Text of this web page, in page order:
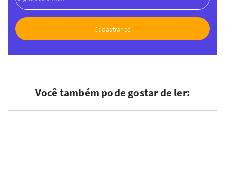
Você também pode gostar de ler: